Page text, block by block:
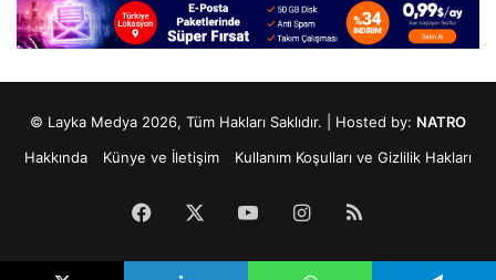
© Layka Medya 2026, Tüm Hakları Saklıdır. | Hosted by: NATRO
Hakkında
Künye ve İletişim Kullanım Koşulları ve Gizlilik Hakları
Facebook YouTubeInstagram
RSS